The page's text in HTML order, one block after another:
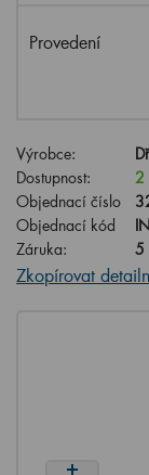
Provedení
Výrobce:
Dostupnost:
2
Objednací číslo
Objednací kód
Záruka:
5
Zkopírovat